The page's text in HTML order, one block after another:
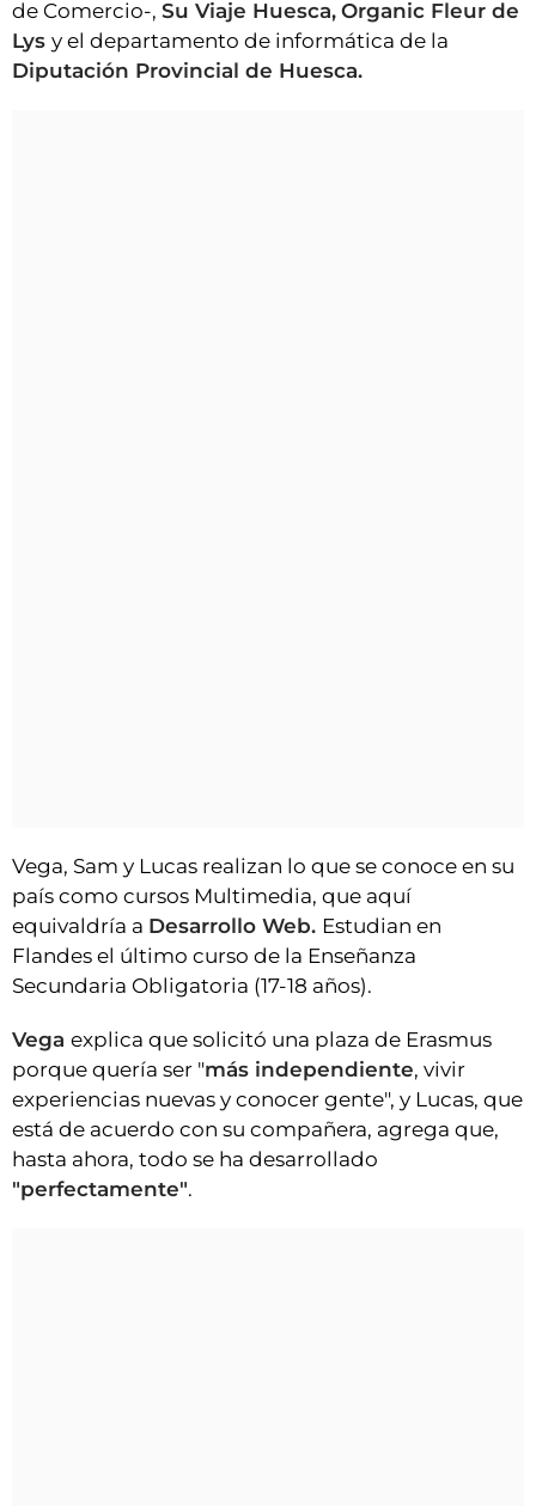
de Comercio-, Su Viaje Huesca, Organic Fleur de
Lys y el departamento de informática de la
Diputación Provincial de Huesca.
Vega, Sam y Lucas realizan lo que se conoce en su
país como cursos Multimedia, que aquí
equivaldría a Desarrollo Web. Estudian en
Flandes el último curso de la Enseñanza
Secundaria Obligatoria (17-18 años).
Vega explica que solicitó una plaza de Erasmus
porque quería ser "más independiente, vivir
experiencias nuevas y conocer gente", y Lucas, que
está de acuerdo con su compañera, agrega que,
hasta ahora, todo se ha desarrollado
"perfectamente".